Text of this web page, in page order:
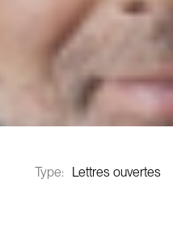
Type: Lettres ouvertes